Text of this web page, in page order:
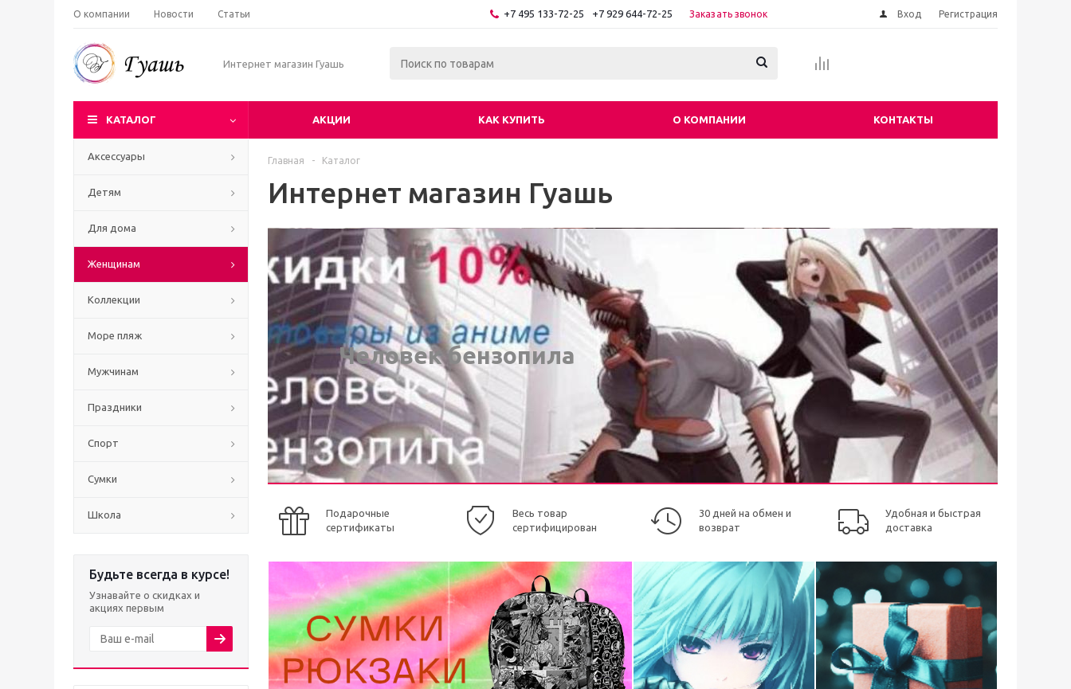
О компании Новости Статьи +7 495 133-72-25 +7 929 644-72-25 Заказать звонок Вход Регистрация
Интернет магазин Гуашь
КАТАЛОГ АКЦИИ КАК КУПИТЬ О КОМПАНИИ КОНТАКТЫ
Аксессуары
Детям
Для дома
Женщинам
Коллекции
Море пляж
Мужчинам
Праздники
Спорт
Сумки
Школа
Будьте всегда в курсе!
Узнавайте о скидках и
акциях первым
Главная - Каталог
Интернет магазин Гуашь
Человек бензопила
Подарочные
сертификаты
Весь товар
сертифицирован
30 дней на обмен и
возврат
Удобная и быстрая
доставка